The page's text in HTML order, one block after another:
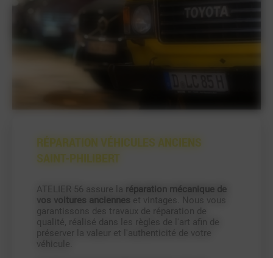
RÉPARATION VÉHICULES ANCIENS
SAINT-PHILIBERT
ATELIER 56 assure la réparation mécanique de
vos voitures anciennes et vintages. Nous vous
garantissons des travaux de réparation de
qualité, réalisé dans les règles de l'art afin de
préserver la valeur et l'authenticité de votre
véhicule.